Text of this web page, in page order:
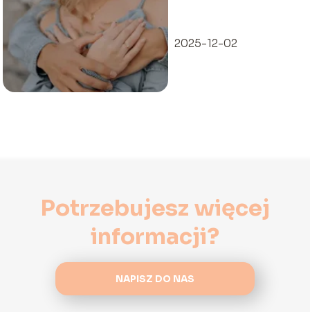
2025-12-02
Potrzebujesz więcej
informacji?
NAPISZ DO NAS